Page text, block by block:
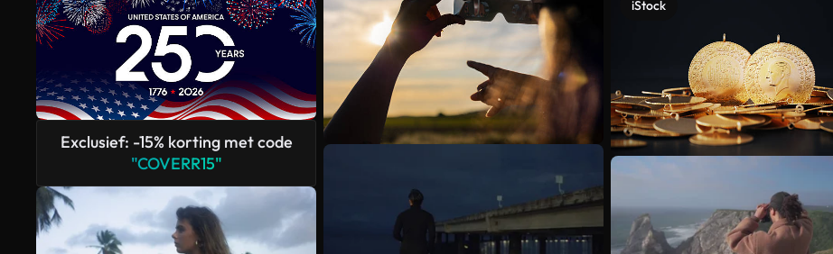
Exclusief: -15% korting met code
"COVERR15"
iStock